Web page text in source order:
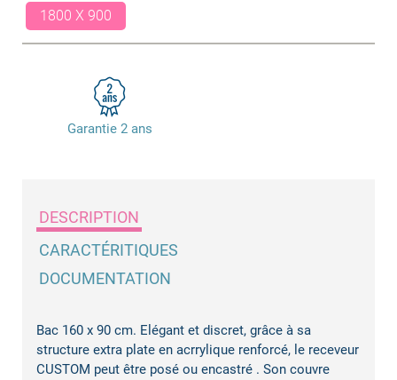
1800 X 900
Garantie 2 ans
DESCRIPTION
CARACTÉRITIQUES
DOCUMENTATION
Bac 160 x 90 cm. Elégant et discret, grâce à sa
structure extra plate en acrrylique renforcé, le receveur
CUSTOM peut être posé ou encastré . Son couvre